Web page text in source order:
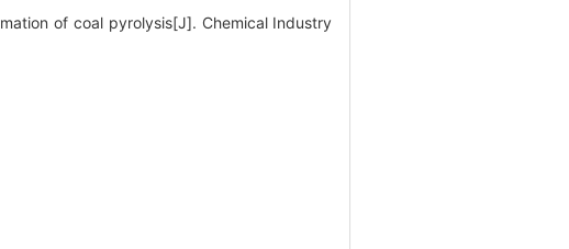
of coal pyrolysis[J]. Chemical Industry